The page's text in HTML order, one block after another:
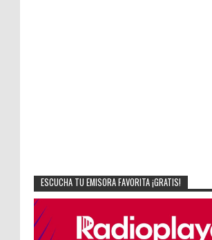
ESCUCHA TU EMISORA FAVORITA ¡GRATIS!